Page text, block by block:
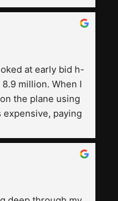
at early bid h-
million. When I
the plane using
paying
The smile trip is
humble and
trip,